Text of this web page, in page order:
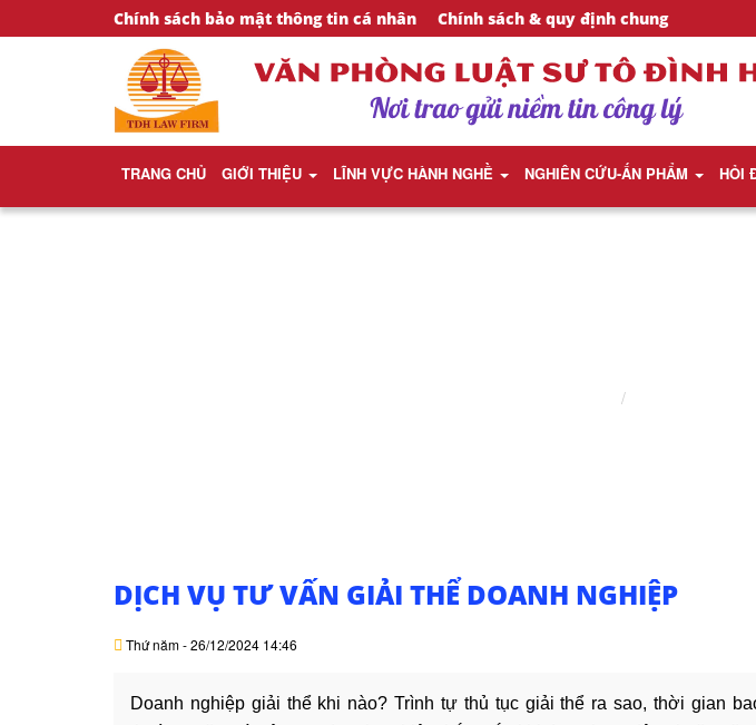
Chính sách bảo mật thông tin cá nhân Chính sách & quy định chung
TRANG CHỦ GIỚI THIỆU LĨNH VỰC HÀNH NGHỀ NGHIÊN CỨU-ẤN PHẨM HỎI
DỊCH VỤ TƯ VẤN GIẢI THỂ DOANH NGHIỆP
Thứ năm - 26/12/2024 14:46
Doanh nghiệp giải thể khi nào? Trình tự thủ tục giải thể ra sao, thời gian